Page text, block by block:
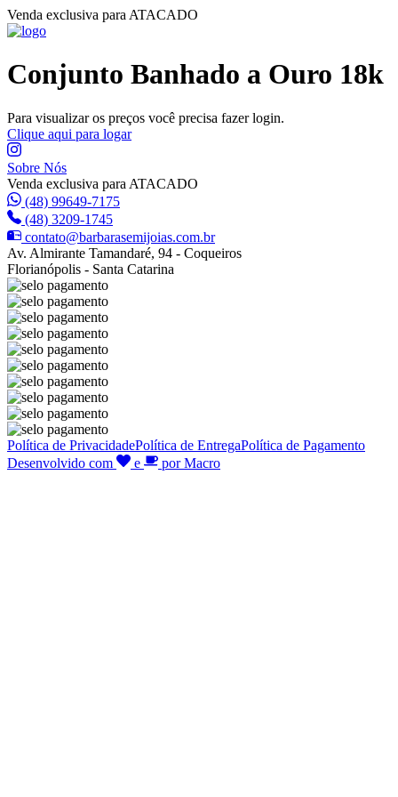
Venda exclusiva para ATACADO
Conjunto Banhado a Ouro 18k
Para visualizar os preços você precisa fazer login.
Clique aqui para logar
Sobre Nós
Venda exclusiva para ATACADO
(48) 99649-7175
(48) 3209-1745
contato@barbarasemijoias.com.br
Av. Almirante Tamandaré, 94 - Coqueiros
Florianópolis - Santa Catarina
Política de PrivacidadePolítica de EntregaPolítica de Pagamento
Desenvolvido com
e por Macro